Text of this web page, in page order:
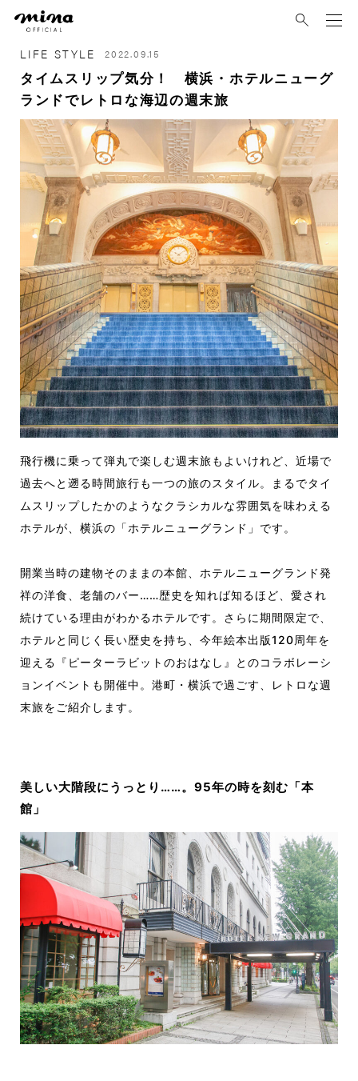
LIFE STYLE 2022.09.15
タイムスリップ気分！ 横浜・ホテルニューグ
ランドでレトロな海辺の週末旅
飛行機に乗って弾丸で楽しむ週末旅もよいけれど、近場で
過去へと遡る時間旅行も一つの旅のスタイル。まるでタイ
ムスリップしたかのようなクラシカルな雰囲気を味わえる
ホテルが、横浜の「ホテルニューグランド」です。
開業当時の建物そのままの本館、ホテルニューグランド発
祥の洋食、老舗のバー……歴史を知れば知るほど、愛され
続けている理由がわかるホテルです。さらに期間限定で、
ホテルと同じく長い歴史を持ち、今年絵本出版120周年を
迎える『ピーターラビットのおはなし』とのコラボレーシ
ョンイベントも開催中。港町・横浜で過ごす、レトロな週
末旅をご紹介します。
美しい大階段にうっとり……。95年の時を刻む「本
館」